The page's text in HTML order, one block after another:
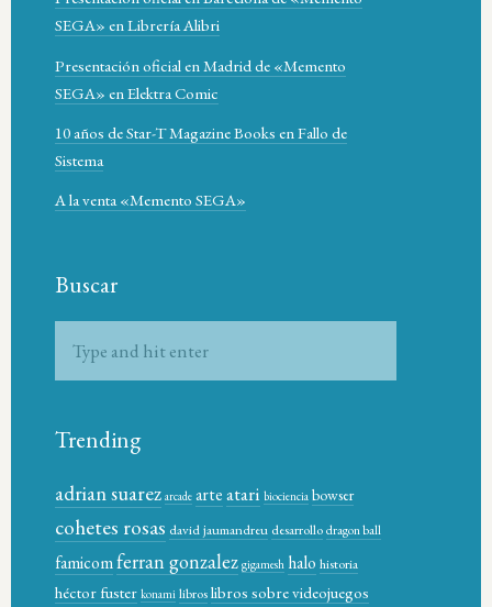
SEGA» en Librería Alibri
Presentación oficial en Madrid de «Memento
SEGA» en Elektra Comic
10 años de Star-T Magazine Books en Fallo de
Sistema
A la venta «Memento SEGA»
Buscar
Trending
adrian suarez arcade arteatari biociencia bowser
cohetes rosas david jaumandreu desarrollodragon ball
famicomferran gonzalez gigamesh halo historia
héctor fuster konami libroslibros sobre videojuegos